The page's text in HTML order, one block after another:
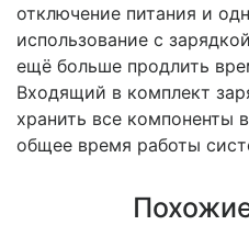
отключение питания и
использование с
ещё больше продлить
Входящий в комплект
хранить все компоненты
общее время работы